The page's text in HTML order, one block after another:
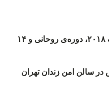
روند اعدام‌ها در ماه‌های مختلف ۲۰۱۸، دوره‌ی روحانی و ۱۴
سالن امن زندان تهران